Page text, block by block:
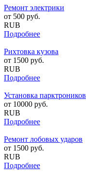
Ремонт электрики
от 500 руб.
RUB
Подробнее
Рихтовка кузова
от 1500 руб.
RUB
Подробнее
Установка парктроников
от 10000 руб.
RUB
Подробнее
Ремонт лобовых ударов
от 1500 руб.
RUB
Подробнее